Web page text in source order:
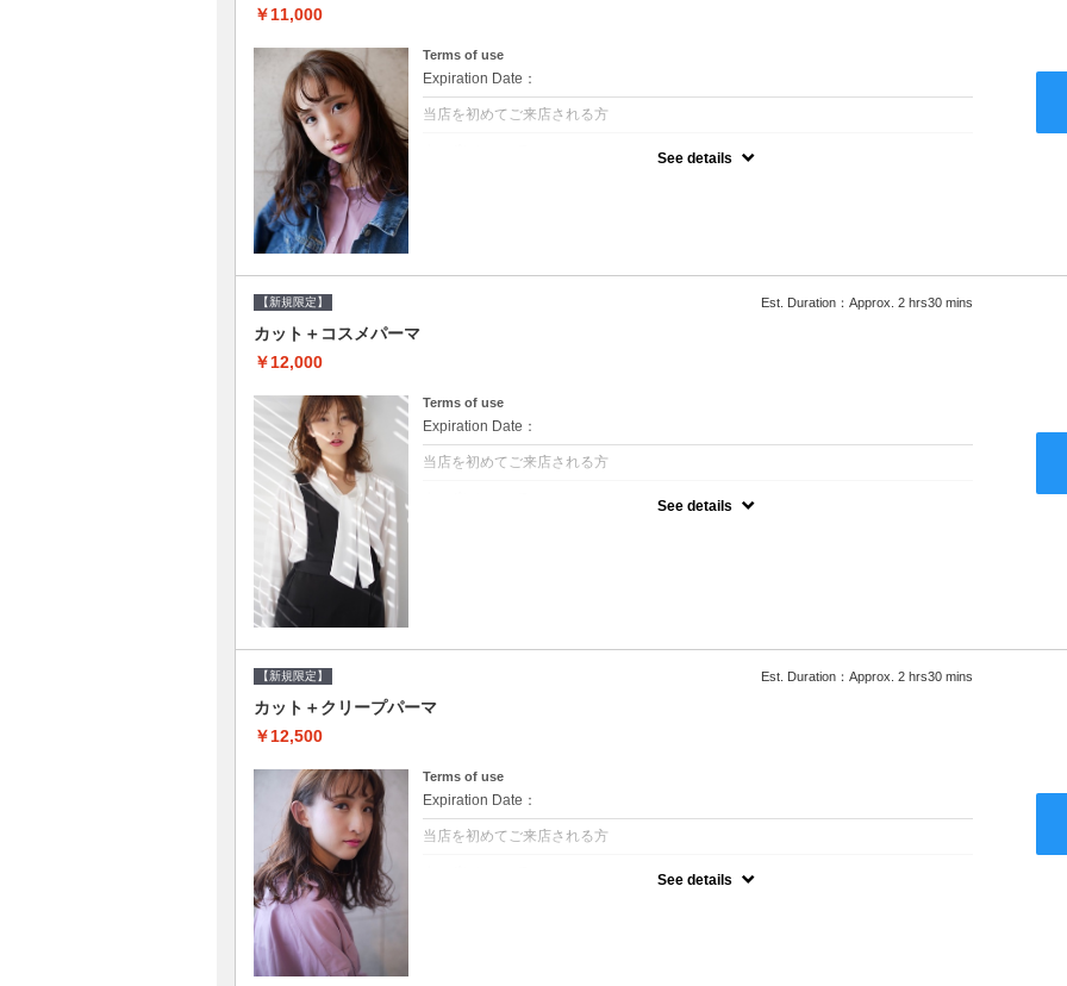
￥11,000
Terms of use
Expiration Date：
当店を初めてご来店される方
See details
【新規限定】 Est. Duration：Approx. 2 hrs30 mins
カット＋コスメパーマ
￥12,000
Terms of use
Expiration Date：
当店を初めてご来店される方
See details
【新規限定】 Est. Duration：Approx. 2 hrs30 mins
カット＋クリープパーマ
￥12,500
Terms of use
Expiration Date：
当店を初めてご来店される方
See details